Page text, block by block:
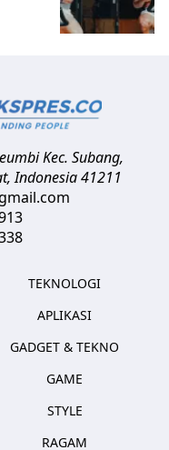
Kec. Subang,
,Indonesia41211
TEKNOLOGI
APLIKASI
GADGET & TEKNO
GAME
STYLE
RAGAM